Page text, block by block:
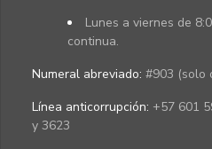
Lunes a viernes de
continua.
Numeral abreviado: #903 (solo
Línea anticorrupción: +57 601
y 3623